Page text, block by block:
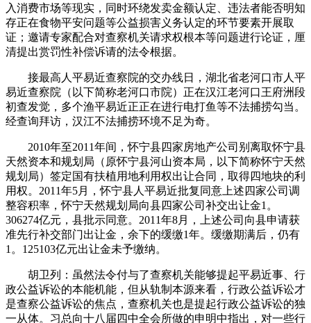
入消费市场等现实，同时环绕发卖金额认定、违法者能否明知
存正在食物平安问题等公益损害义务认定的环节要素开展取
证；邀请专家配合对查察机关请求权根本等问题进行论证，厘
清提出赏罚性补偿诉请的法令根据。
接最高人平易近查察院的交办线日，湖北省老河口市人平
易近查察院（以下简称老河口市院）正在汉江老河口王府洲段
初查发觉，多个渔平易近正正在进行电打鱼等不法捕捞勾当。
经查询拜访，汉江不法捕捞环境不足为奇。
2010年至2011年间，怀宁县四家房地产公司别离取怀宁县
天然资本和规划局（原怀宁县河山资本局，以下简称怀宁天然
规划局）签定国有扶植用地利用权出让合同，取得四地块的利
用权。2011年5月，怀宁县人平易近批复同意上述四家公司调
整容积率，怀宁天然规划局向县四家公司补交出让金1。
306274亿元，县批示同意。2011年8月，上述公司向县申请获
准先行补交部门出让金，余下的缓缴1年。缓缴期满后，仍有
1。125103亿元出让金未予缴纳。
胡卫列：虽然法令付与了查察机关能够提起平易近事、行
政公益诉讼的本能机能，但从轨制本源来看，行政公益诉讼才
是查察公益诉讼的焦点，查察机关也是提起行政公益诉讼的独
一从体。习总向十八届四中全会所做的申明中指出，对一些行